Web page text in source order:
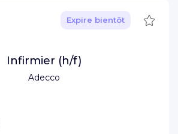
Adecco
Expire bientôt
Infirmier (h/f)